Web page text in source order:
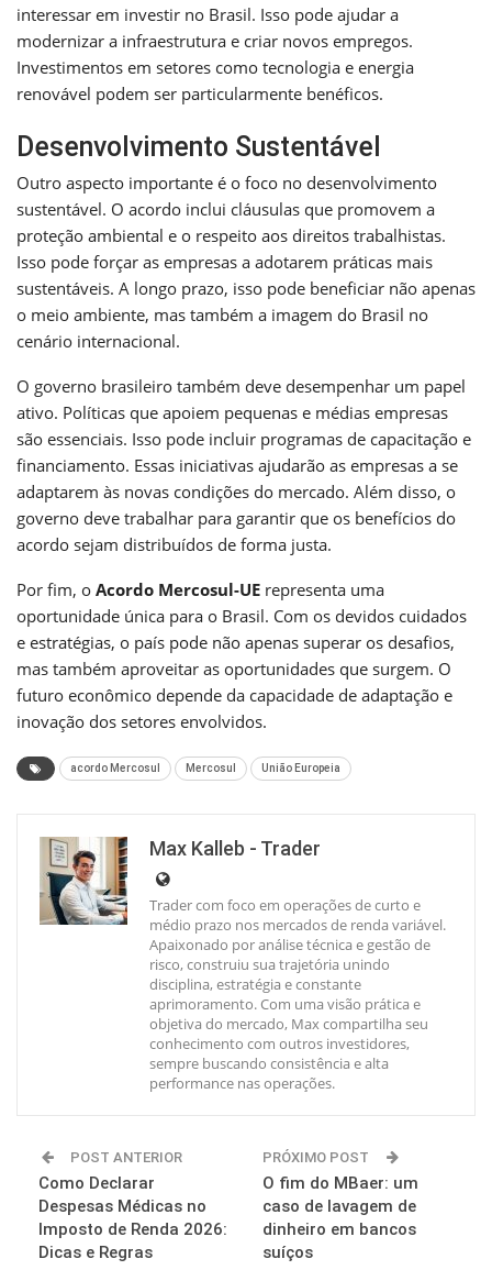
interessar em investir no Brasil. Isso pode ajudar a
modernizar a infraestrutura e criar novos empregos.
Investimentos em setores como tecnologia e energia
renovável podem ser particularmente benéficos.
Desenvolvimento Sustentável
Outro aspecto importante é o foco no desenvolvimento
sustentável. O acordo inclui cláusulas que promovem a
proteção ambiental e o respeito aos direitos trabalhistas.
Isso pode forçar as empresas a adotarem práticas mais
sustentáveis. A longo prazo, isso pode beneficiar não apenas
o meio ambiente, mas também a imagem do Brasil no
cenário internacional.
O governo brasileiro também deve desempenhar um papel
ativo. Políticas que apoiem pequenas e médias empresas
são essenciais. Isso pode incluir programas de capacitação e
financiamento. Essas iniciativas ajudarão as empresas a se
adaptarem às novas condições do mercado. Além disso, o
governo deve trabalhar para garantir que os benefícios do
acordo sejam distribuídos de forma justa.
Por fim, o Acordo Mercosul-UE representa uma
oportunidade única para o Brasil. Com os devidos cuidados
e estratégias, o país pode não apenas superar os desafios,
mas também aproveitar as oportunidades que surgem. O
futuro econômico depende da capacidade de adaptação e
inovação dos setores envolvidos.
acordo Mercosul Mercosul União Europeia
Max Kalleb - Trader
Trader com foco em operações de curto e
médio prazo nos mercados de renda variável.
Apaixonado por análise técnica e gestão de
risco, construiu sua trajetória unindo
disciplina, estratégia e constante
aprimoramento. Com uma visão prática e
objetiva do mercado, Max compartilha seu
conhecimento com outros investidores,
sempre buscando consistência e alta
performance nas operações.
POST ANTERIOR
Como Declarar
Despesas Médicas no
Imposto de Renda 2026:
Dicas e Regras
PRÓXIMO POST
O fim do MBaer: um
caso de lavagem de
dinheiro em bancos
suíços